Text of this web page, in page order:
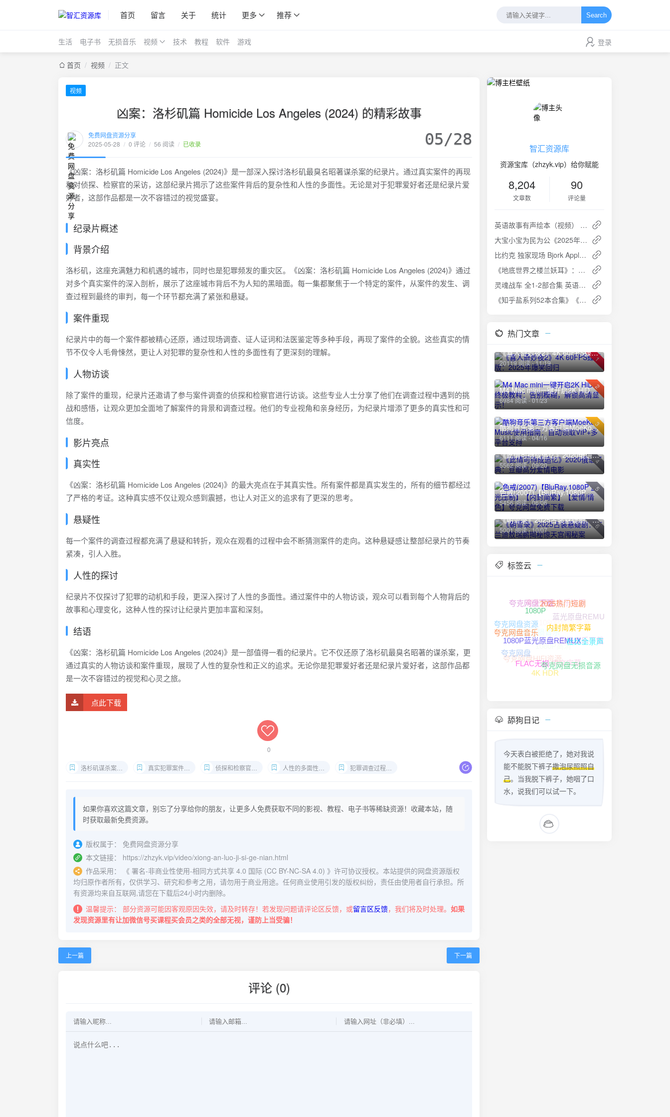
首页 留言 关于 统计 更多 推荐 Search
生活 电子书 无损音乐 视频 技术 教程 软件 游戏 登录
首页 / 视频 / 正文
视频
凶案：洛杉矶篇 Homicide Los Angeles (2024) 的精彩故事
免费网盘资源分享
2025-05-28 / 0 评论 / 56 阅读 / 已收录 05/28
《凶案：洛杉矶篇 Homicide Los Angeles (2024)》是一部深入探讨洛杉矶最臭名昭著谋杀案的纪录片。通过真实案件的再现
和对侦探、检察官的采访，这部纪录片揭示了这些案件背后的复杂性和人性的多面性。无论是对于犯罪爱好者还是纪录片爱
好者，这部作品都是一次不容错过的视觉盛宴。
纪录片概述
背景介绍
洛杉矶，这座充满魅力和机遇的城市，同时也是犯罪频发的重灾区。《凶案：洛杉矶篇 Homicide Los Angeles (2024)》通过
对多个真实案件的深入剖析，展示了这座城市背后不为人知的黑暗面。每一集都聚焦于一个特定的案件，从案件的发生、调
查过程到最终的审判，每一个环节都充满了紧张和悬疑。
案件重现
纪录片中的每一个案件都被精心还原，通过现场调查、证人证词和法医鉴定等多种手段，再现了案件的全貌。这些真实的情
节不仅令人毛骨悚然，更让人对犯罪的复杂性和人性的多面性有了更深刻的理解。
人物访谈
除了案件的重现，纪录片还邀请了参与案件调查的侦探和检察官进行访谈。这些专业人士分享了他们在调查过程中遇到的挑
战和感悟，让观众更加全面地了解案件的背景和调查过程。他们的专业视角和亲身经历，为纪录片增添了更多的真实性和可
信度。
影片亮点
真实性
《凶案：洛杉矶篇 Homicide Los Angeles (2024)》的最大亮点在于其真实性。所有案件都是真实发生的，所有的细节都经过
了严格的考证。这种真实感不仅让观众感到震撼，也让人对正义的追求有了更深的思考。
悬疑性
每一个案件的调查过程都充满了悬疑和转折，观众在观看的过程中会不断猜测案件的走向。这种悬疑感让整部纪录片的节奏
紧凑，引人入胜。
人性的探讨
纪录片不仅探讨了犯罪的动机和手段，更深入探讨了人性的多面性。通过案件中的人物访谈，观众可以看到每个人物背后的
故事和心理变化，这种人性的探讨让纪录片更加丰富和深刻。
结语
《凶案：洛杉矶篇 Homicide Los Angeles (2024)》是一部值得一看的纪录片。它不仅还原了洛杉矶最臭名昭著的谋杀案，更
通过真实的人物访谈和案件重现，展现了人性的复杂性和正义的追求。无论你是犯罪爱好者还是纪录片爱好者，这部作品都
是一次不容错过的视觉和心灵之旅。
点此下载
0
洛杉矶谋杀案纪录片 真实犯罪案件重现 侦探和检察官访谈 人性的多面性探讨 犯罪调查过程揭秘
如果你喜欢这篇文章，别忘了分享给你的朋友，让更多人免费获取不同的影视、教程、电子书等稀缺资源！收藏本站，随
时获取最新免费资源。
版权属于：
免费网盘资源分享
本文链接：
https://zhzyk.vip/video/xiong-an-luo-ji-si-ge-nian.html
作品采用：
《 署名-非商业性使用-相同方式共享 4.0 国际 (CC BY-NC-SA 4.0) 》许可协议授权。本站提供的网盘资源版权
均归原作者所有，仅供学习、研究和参考之用，请勿用于商业用途。任何商业使用引发的版权纠纷，责任由使用者自行承担。所
有资源均来自互联网,请您在下载后24小时内删除。
温馨提示：
部分资源可能因客观原因失效，请及时转存！若发现问题请评论区反馈，或留言区反馈，我们将及时处理。 如果
发现资源里有让加微信号买课程买会员之类的全部无视，谨防上当受骗！
上一篇 下一篇
评论 (0)
智汇资源库
资源宝库（zhzyk.vip）给你赋能
8,204
文章数
90
评论量
英语故事有声绘本（视频） - 儿童英语学习的理想选择
大宝小宝为民为公《2025年多省联考言语新春精品刷题班》：7天攻克言语理解高频难点
比约克 独家现场 Bjork Apple Music Live (Cornucopia) ALAC
《地底世界之楼兰妖耳》：天下霸唱的奇幻探险小说，PDF+全格式
灵魂战车 全1-2部合集 英语中字1080P蓝光夸克网盘高速下载
《知乎盐系列52本合集》《很早很早的老祖宗智慧》pdf 夸克网盘高速下载+免费资源
热门文章
1
《喜人奇妙夜2》4K 60FPS臻彩版：2025年爆笑回归
20119 阅读 - 11/19
2
M4 Mac mini一键开启2K HiDPI终极教程：告别模糊，解锁高清显示！
6984 阅读 - 01/23
3
酷狗音乐第三方客户端MoeKoe Music使用指南：自动领取VIP+多平台支持
6111 阅读 - 04/16
4
《此情可待成追忆》2020俄语经典：豆瓣高分爱情电影
5562 阅读 - 09/20
5
色戒(2007)【BluRay.1080P 蓝光压制】【内封简繁】【爱情/情色】夸克网盘免费下载
5456 阅读 - 06/06
6
《朝雪录》2025古装悬疑剧：李兰迪敖瑞鹏揭秘惊天宫闱秘案
5001 阅读 - 10/07
标签云
夸克网盘无损音乐
夸克网盘资源
夸克网盘下载
夸克网盘音乐资源
1080P高清资源
1080P高清
夸克网盘HIFI资源
夸克网盘
夸克网盘音乐
1080P
2025热门短剧
蓝光原盘REMUX
无损音乐下载
中文字幕
4K HDR
FLAC无损
1080P蓝光原盘REMUX
内封简繁字幕
杜比全景声
夸克网盘无损音源
舔狗日记
今天表白被拒绝了，她对我说
能不能脱下裤子撒泡尿照照自
己。当我脱下裤子，她咽了口
水，说我们可以试一下。